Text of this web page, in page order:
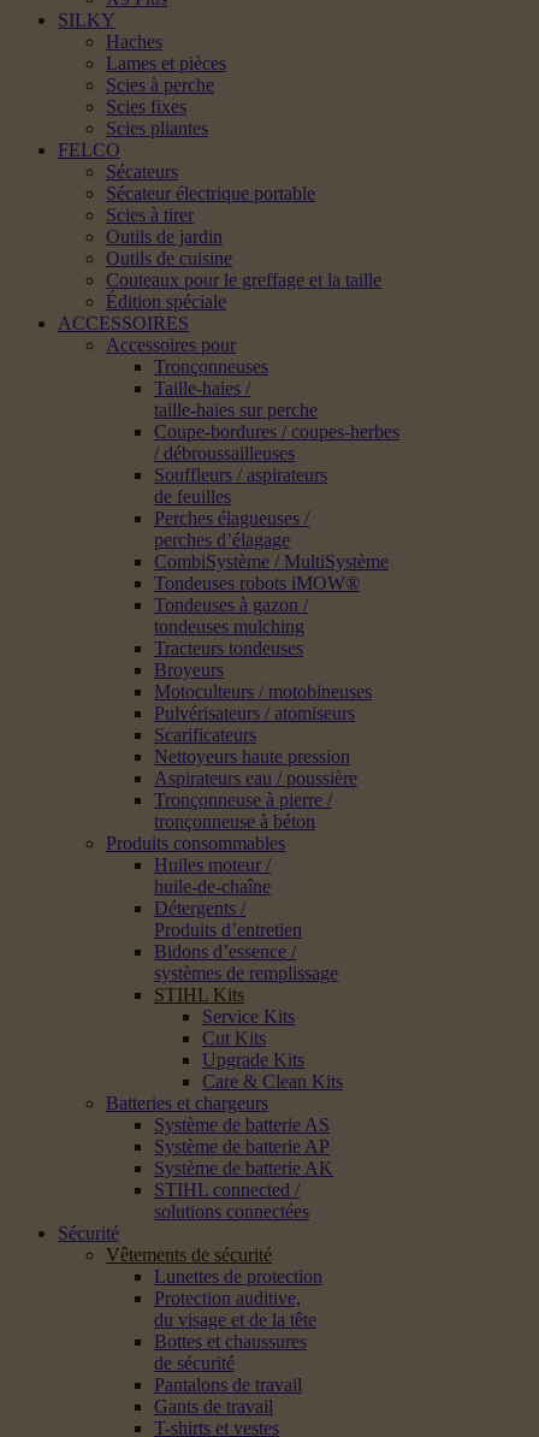
SILKY
Haches
Lames et pièces
Scies à perche
Scies fixes
Scies pliantes
FELCO
Sécateurs
Sécateur électrique portable
Scies à tirer
Outils de jardin
Outils de cuisine
Couteaux pour le greffage et la taille
Édition spéciale
ACCESSOIRES
Accessoires pour
Tronçonneuses
Taille-haies /
taille-haies sur perche
Coupe-bordures / coupes-herbes
/ débroussailleuses
Souffleurs / aspirateurs
de feuilles
Perches élagueuses /
perches d’élagage
CombiSystème / MultiSystème
Tondeuses robots iMOW®
Tondeuses à gazon /
tondeuses mulching
Tracteurs tondeuses
Broyeurs
Motoculteurs / motobineuses
Pulvérisateurs / atomiseurs
Scarificateurs
Nettoyeurs haute pression
Aspirateurs eau / poussière
Tronçonneuse à pierre /
tronçonneuse à béton
Produits consommables
Huiles moteur /
huile-de-chaîne
Détergents /
Produits d’entretien
Bidons d’essence /
systèmes de remplissage
STIHL Kits
Service Kits
Cut Kits
Upgrade Kits
Care & Clean Kits
Batteries et chargeurs
Système de batterie AS
Système de batterie AP
Système de batterie AK
STIHL connected /
solutions connectées
Sécurité
Vêtements de sécurité
Lunettes de protection
Protection auditive,
du visage et de la tête
Bottes et chaussures
de sécurité
Pantalons de travail
Gants de travail
T-shirts et vestes